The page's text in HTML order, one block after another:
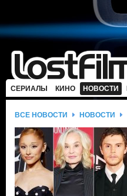
СЕРИАЛЫ КИНО НОВОСТИ
ВСЕ НОВОСТИ НОВОСТИ